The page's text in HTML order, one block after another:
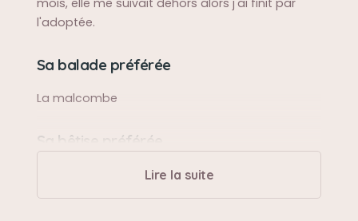
mois, elle me suivait dehors alors j'ai finit par
l'adoptée.
Sa balade préférée
La malcombe
Sa bêtise préférée
Manger la nourriture de ma petite chienne
pépette.
Lire la suite